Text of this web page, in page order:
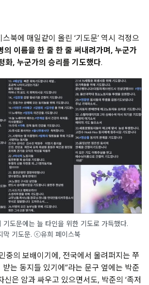
북에 매일같이 올린 ‘기도문’ 역시 걱정으
의 이름을 한 줄 한 줄 써내려가며, 누군가
화, 누군가의 승리를 기도했다.
도문에는 늘 타인을 위한 기도로 가득했다.
막 기도문. ⓒ유희 페이스북
중의 보배이기에, 전국에서 울려퍼지는 쭈
는 동지들 있기에”라는 문구 옆에는 박준
신은 암과 싸우고 있으면서도, 박준의 ‘족저